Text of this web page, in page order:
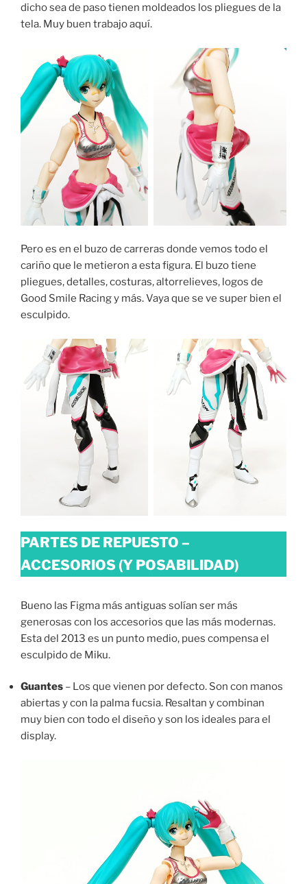
dicho sea de paso tienen moldeados los pliegues de la
tela. Muy buen trabajo aquí.
Pero es en el buzo de carreras donde vemos todo el
cariño que le metieron a esta figura. El buzo tiene
pliegues, detalles, costuras, altorrelieves, logos de
Good Smile Racing y más. Vaya que se ve super bien el
esculpido.
PARTES DE REPUESTO –
ACCESORIOS (Y POSABILIDAD)
Bueno las Figma más antiguas solían ser más
generosas con los accesorios que las más modernas.
Esta del 2013 es un punto medio, pues compensa el
esculpido de Miku.
Guantes – Los que vienen por defecto. Son con manos
abiertas y con la palma fucsia. Resaltan y combinan
muy bien con todo el diseño y son los ideales para el
display.